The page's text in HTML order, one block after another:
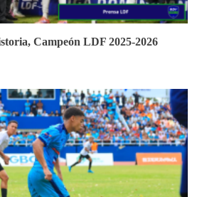
Campeón LDF 2025-2026